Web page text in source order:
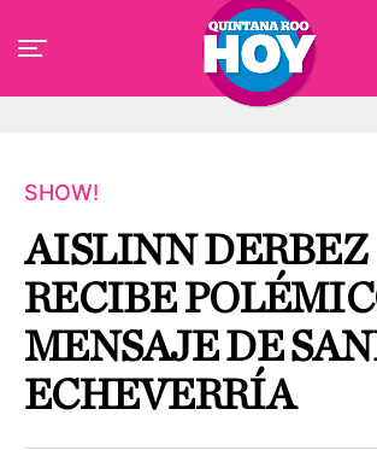
SHOW!
AISLINN DERBEZ
RECIBE
MENSAJE DE
ECHEVERRÍA